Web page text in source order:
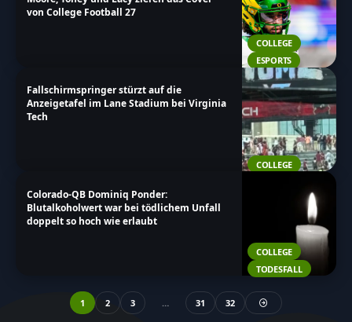
COLLEGE
ESPORTS
von College Football 27
COLLEGE
Fallschirmspringer stürzt auf die
Anzeigetafel im Lane Stadium bei Virginia
Tech
COLLEGE
TODESFALL
Colorado-QB Dominiq Ponder:
Blutalkoholwert war bei tödlichem Unfall
doppelt so hoch wie erlaubt
1 2 3 … 31 32